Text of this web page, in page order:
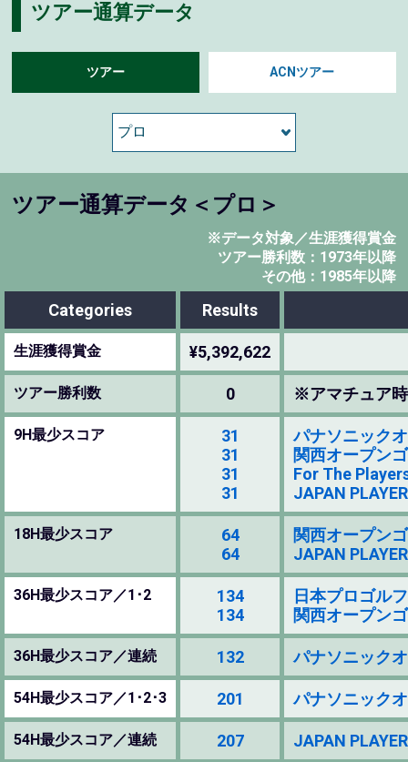
ツアー通算データ
ツアー ACNツアー
ツアー通算データ＜プロ＞
※データ対象／生涯獲得賞金
ツアー勝利数：1973年以降
その他：1985年以降
Categories Results
生涯獲得賞金 ¥5,392,622
ツアー勝利数 0 ※アマチュア
9H最少スコア
31
31
31
31
パナソニック
関西オープン
For The
JAPAN
18H最少スコア
64
64
関西オープン
JAPAN
36H最少スコア／1･2
134
134
日本プロゴル
関西オープン
36H最少スコア／連続 132 パナソニック
54H最少スコア／1･2･3 201 パナソニック
54H最少スコア／連続 207 JAPAN